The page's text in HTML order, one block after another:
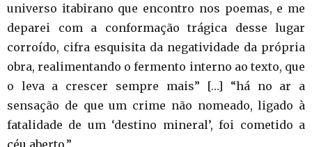
universo itabirano que encontro nos poemas, e me
deparei com a conformação trágica desse lugar
corroído, cifra esquisita da negatividade da própria
obra, realimentando o fermento interno ao texto, que
o leva a crescer sempre mais” […] “há no ar a
sensação de que um crime não nomeado, ligado à
fatalidade de um ‘destino mineral’, foi cometido a
céu aberto.”